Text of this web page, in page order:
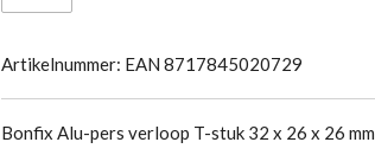
Artikelnummer: EAN 8717845020729
Bonfix Alu-pers verloop T-stuk 32 x 26 x 26 mm